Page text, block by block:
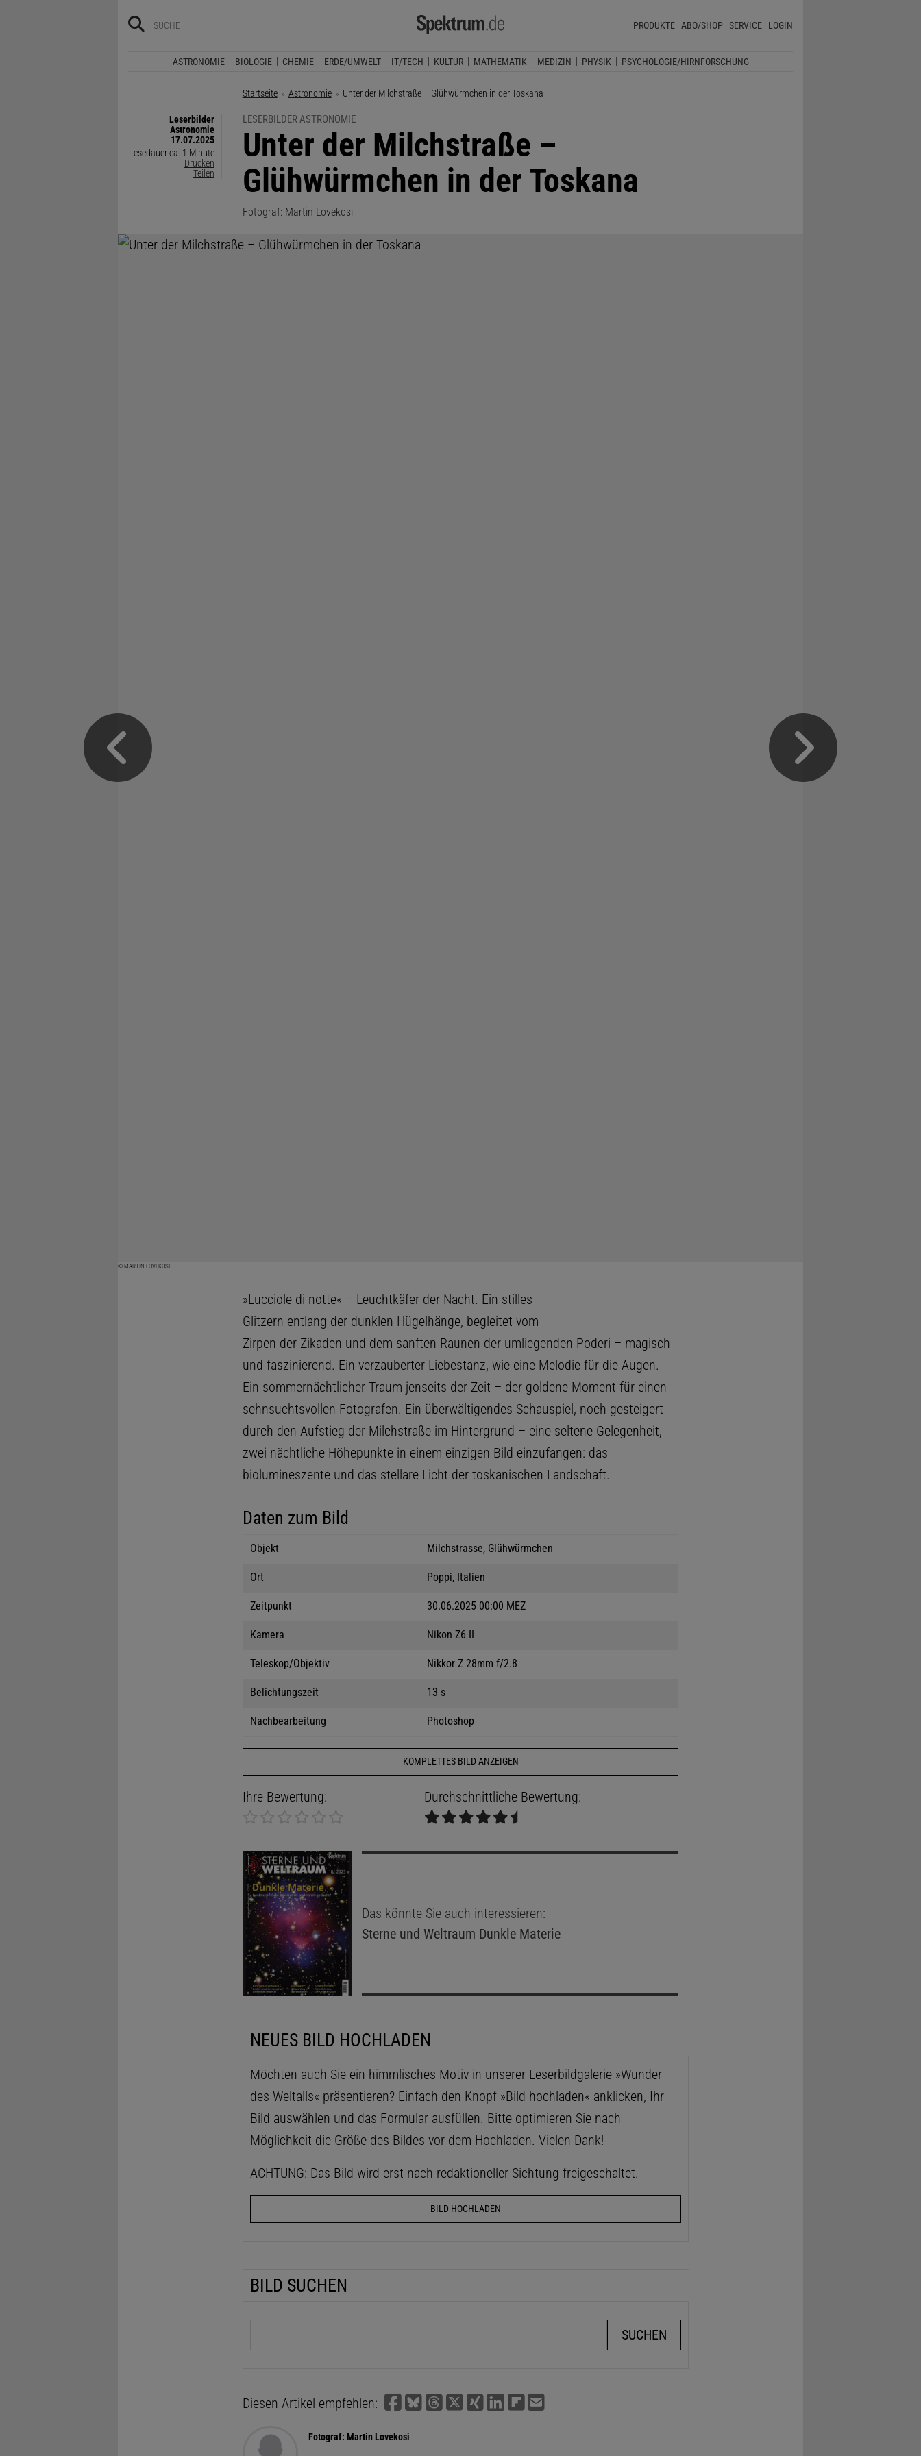
PRODUKTE ABO/SHOP SERVICE LOGIN
ASTRONOMIE BIOLOGIE CHEMIE ERDE/UMWELT IT/TECH KULTUR MATHEMATIK MEDIZIN PHYSIK PSYCHOLOGIE/HIRNFORSCHUNG
Startseite Astronomie Aktuelle Seite:
Unter der Milchstraße – Glühwürmchen in der Toskana
Leserbilder
Astronomie
17.07.2025
Lesedauer ca. 1 Minute
Drucken
Teilen
LESERBILDER ASTRONOMIE
:
Unter der Milchstraße –
Glühwürmchen in der Toskana
Fotograf: Martin Lovekosi
© MARTIN LOVEKOSI
»Lucciole di notte« – Leuchtkäfer der Nacht. Ein stilles
Glitzern entlang der dunklen Hügelhänge, begleitet vom
Zirpen der Zikaden und dem sanften Raunen der umliegenden Poderi – magisch
und faszinierend. Ein verzauberter Liebestanz, wie eine Melodie für die Augen.
Ein sommernächtlicher Traum jenseits der Zeit – der goldene Moment für einen
sehnsuchtsvollen Fotografen. Ein überwältigendes Schauspiel, noch gesteigert
durch den Aufstieg der Milchstraße im Hintergrund – eine seltene Gelegenheit,
zwei nächtliche Höhepunkte in einem einzigen Bild einzufangen: das
biolumineszente und das stellare Licht der toskanischen Landschaft.
Daten zum Bild
Objekt Milchstrasse, Glühwürmchen
Ort Poppi, Italien
Zeitpunkt 30.06.2025 00:00 MEZ
Kamera Nikon Z6 II
Teleskop/Objektiv Nikkor Z 28mm f/2.8
Belichtungszeit 13 s
Nachbearbeitung Photoshop
KOMPLETTES BILD ANZEIGEN
Ihre Bewertung: Durchschnittliche Bewertung:
Das könnte Sie auch interessieren:
Sterne und Weltraum Dunkle Materie
NEUES BILD HOCHLADEN
Möchten auch Sie ein himmlisches Motiv in unserer Leserbildgalerie »Wunder
des Weltalls« präsentieren? Einfach den Knopf »Bild hochladen« anklicken, Ihr
Bild auswählen und das Formular ausfüllen. Bitte optimieren Sie nach
Möglichkeit die Größe des Bildes vor dem Hochladen. Vielen Dank!
ACHTUNG: Das Bild wird erst nach redaktioneller Sichtung freigeschaltet.
BILD HOCHLADEN
BILD SUCHEN
Diesen Artikel empfehlen:
Fotograf: Martin Lovekosi